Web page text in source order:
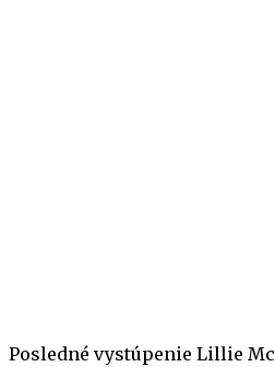
Posledné vystúpenie Lillie